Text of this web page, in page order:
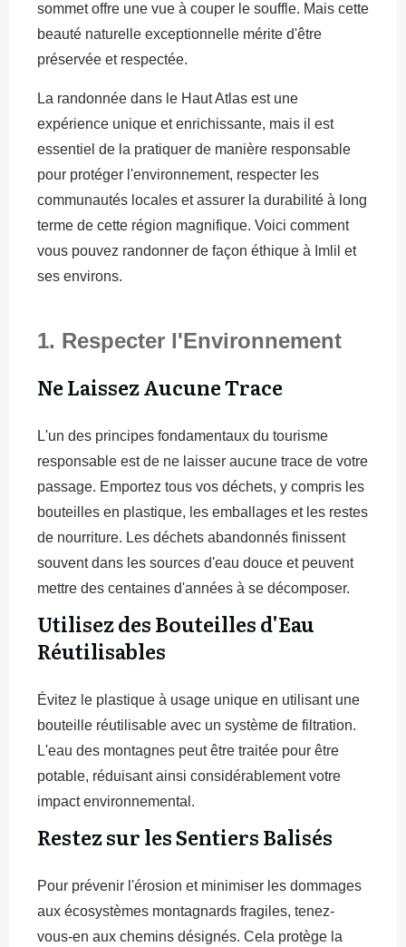
sommet offre une vue à couper le souffle. Mais cette
beauté naturelle exceptionnelle mérite d'être
préservée et respectée.
La randonnée dans le Haut Atlas est une
expérience unique et enrichissante, mais il est
essentiel de la pratiquer de manière responsable
pour protéger l'environnement, respecter les
communautés locales et assurer la durabilité à long
terme de cette région magnifique. Voici comment
vous pouvez randonner de façon éthique à Imlil et
ses environs.
1. Respecter l'Environnement
Ne Laissez Aucune Trace
L'un des principes fondamentaux du tourisme
responsable est de ne laisser aucune trace de votre
passage. Emportez tous vos déchets, y compris les
bouteilles en plastique, les emballages et les restes
de nourriture. Les déchets abandonnés finissent
souvent dans les sources d'eau douce et peuvent
mettre des centaines d'années à se décomposer.
Utilisez des Bouteilles d'Eau
Réutilisables
Évitez le plastique à usage unique en utilisant une
bouteille réutilisable avec un système de filtration.
L'eau des montagnes peut être traitée pour être
potable, réduisant ainsi considérablement votre
impact environnemental.
Restez sur les Sentiers Balisés
Pour prévenir l'érosion et minimiser les dommages
aux écosystèmes montagnards fragiles, tenez-
vous-en aux chemins désignés. Cela protège la